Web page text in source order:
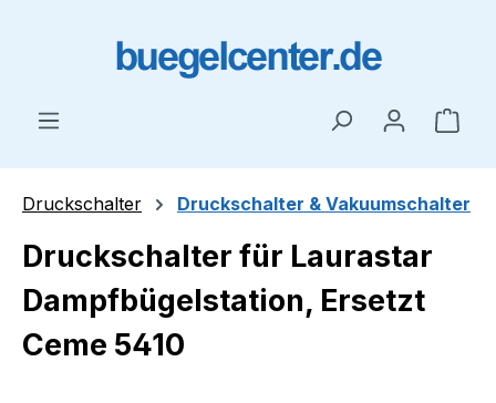
Druckschalter Druckschalter & Vakuumschalter
Druckschalter für Laurastar
Dampfbügelstation, Ersetzt
Ceme 5410